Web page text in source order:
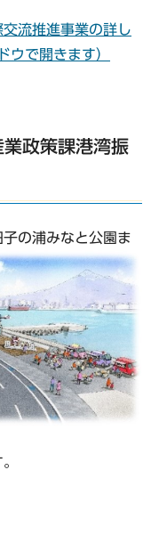
流推進事業の詳し
で開きます）
政策課港湾振
の浦みなと公園ま